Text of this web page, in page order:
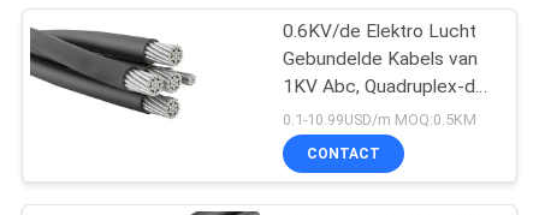
NEWS
SITEMAP
PRIVACYBELEID
lage rook nul
halogeenkabel
0.6KV/de Elektro Lucht
Gebundelde Kabels van
1KV Abc, Quadruplex-de
Kabel van de de
Dienstdaling
0.1-10.99USD/m MOQ:0.5KM
CONTACT